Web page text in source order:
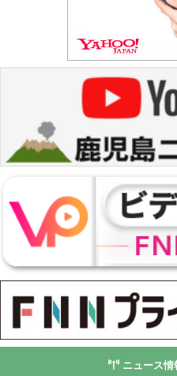
ニュース